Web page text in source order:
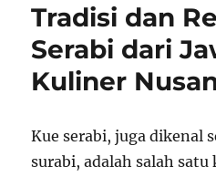
Tradisi dan
Serabi dari
Kuliner
Kue serabi, juga dikenal
surabi, adalah salah satu